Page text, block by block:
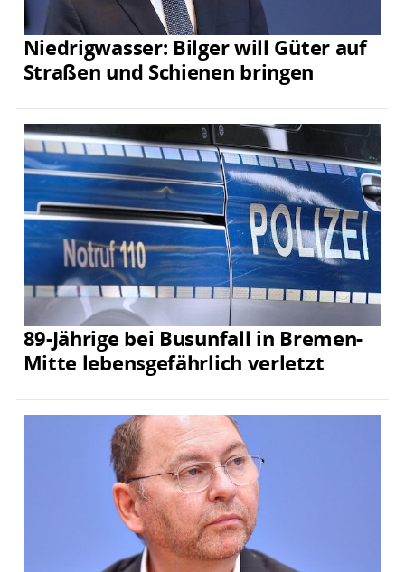
Niedrigwasser: Bilger will Güter auf
Straßen und Schienen bringen
89-Jährige bei Busunfall in Bremen-
Mitte lebensgefährlich verletzt